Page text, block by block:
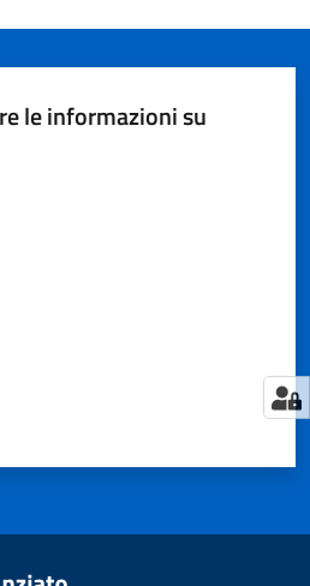
le informazioni su